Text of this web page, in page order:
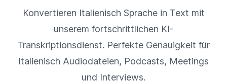
Konvertieren Italienisch Sprache in Text mit
unserem fortschrittlichen KI-
Transkriptionsdienst. Perfekte Genauigkeit für
Italienisch Audiodateien, Podcasts, Meetings
und Interviews.